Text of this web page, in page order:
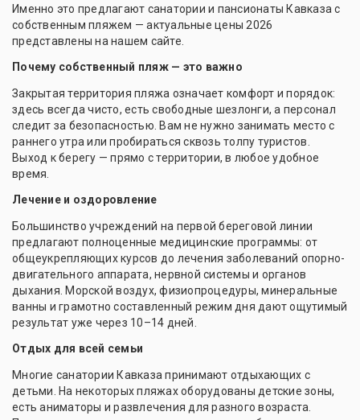
Именно это предлагают санатории и пансионаты Кавказа с
собственным пляжем — актуальные цены 2026
представлены на нашем сайте.
Почему собственный пляж — это важно
Закрытая территория пляжа означает комфорт и порядок:
здесь всегда чисто, есть свободные шезлонги, а персонал
следит за безопасностью. Вам не нужно занимать место с
раннего утра или пробираться сквозь толпу туристов.
Выход к берегу — прямо с территории, в любое удобное
время.
Лечение и оздоровление
Большинство учреждений на первой береговой линии
предлагают полноценные медицинские программы: от
общеукрепляющих курсов до лечения заболеваний опорно-
двигательного аппарата, нервной системы и органов
дыхания. Морской воздух, физиопроцедуры, минеральные
ванны и грамотно составленный режим дня дают ощутимый
результат уже через 10–14 дней.
Отдых для всей семьи
Многие санатории Кавказа принимают отдыхающих с
детьми. На некоторых пляжах оборудованы детские зоны,
есть аниматоры и развлечения для разного возраста.